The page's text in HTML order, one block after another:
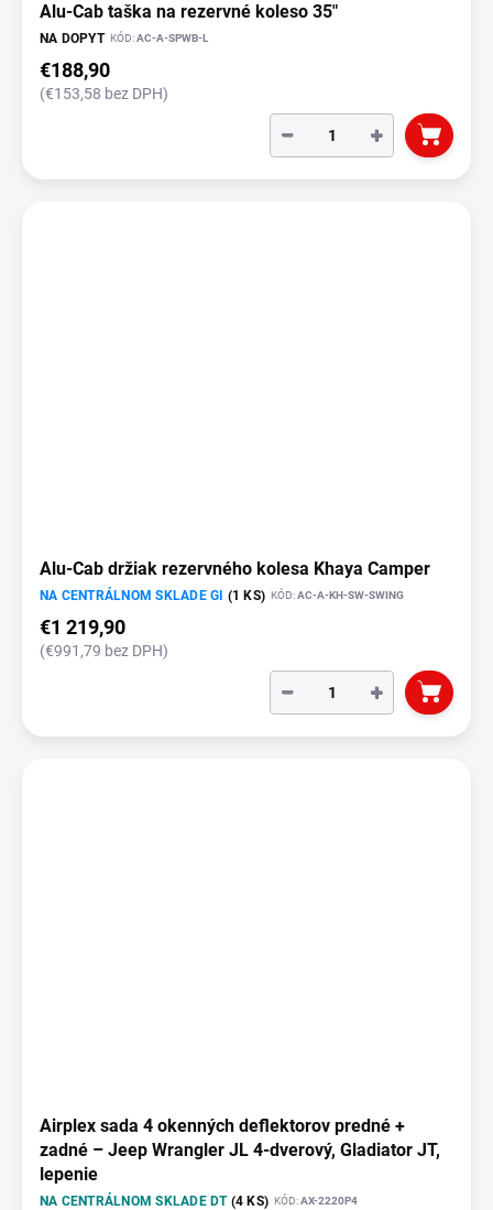
Alu-Cab taška na rezervné koleso 35"
NA DOPYT KÓD:AC-A-SPWB-L
€188,90
(€153,58 bez DPH)
+
−
Alu-Cab držiak rezervného kolesa Khaya Camper
NA CENTRÁLNOM SKLADE GI (1 KS) KÓD:AC-A-KH-SW-SWING
€1 219,90
(€991,79 bez DPH)
+
−
Airplex sada 4 okenných deflektorov predné +
zadné – Jeep Wrangler JL 4-dverový, Gladiator JT,
lepenie
NA CENTRÁLNOM SKLADE DT (4 KS) KÓD:AX-2220P4